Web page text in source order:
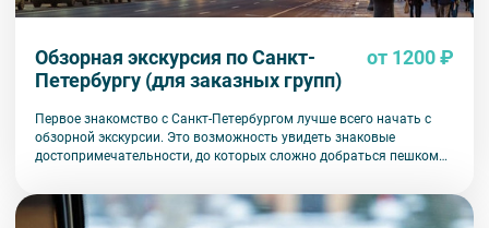
Обзорная экскурсия по Санкт-
Петербургу (для заказных групп)
от 1200 ₽
Первое знакомство с Санкт-Петербургом лучше всего начать с
обзорной экскурсии. Это возможность увидеть знаковые
достопримечательности, до которых сложно добраться пешком